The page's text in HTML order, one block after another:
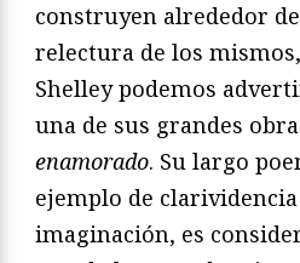
construyen alrededor
relectura de los
Shelley podemos
una de sus grandes
enamorado. Su largo
ejemplo de
imaginación, es